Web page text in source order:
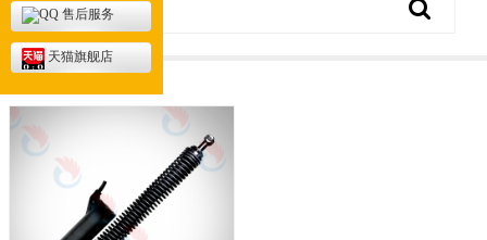
售后服务
天猫旗舰店